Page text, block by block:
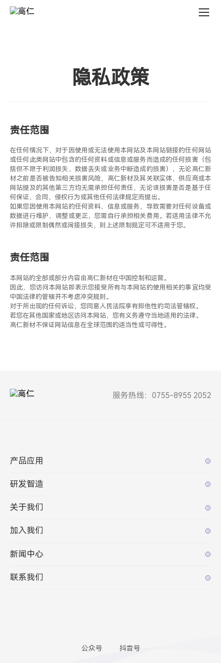
隐私政策
责任范围
在任何情况下，对于因使用或无法使用本网站及本网站链接的任何网站
或任何此类网站中包含的任何资料或信息或服务而造成的任何损害（包
括但不限于利润损失、数据丢失或业务中断造成的损害），无论高仁新
材之前是否被告知相关损害风险，高仁新材及其关联实体、供应商或本
网站提及的其他第三方均无需承担任何责任，无论该损害是否是基于任
何保证、合同、侵权行为或其他任何法律规定而提出。
如果您因使用本网站的任何资料、信息或服务，导致需要对任何设备或
数据进行维护、调整或更正，您需自行承担相关费用。若适用法律不允
许排除或限制偶然或间接损失，则上述限制规定可不适用于您。
责任范围
本网站的全部或部分内容由高仁新材在中国控制和运营。
因此，您访问本网站即表示您接受所有与本网站的使用相关的事宜均受
中国法律的管辖并不考虑冲突规则。
对于所出现的任何诉讼，您同意人民法院享有排他性的司法管辖权。
若您在其他国家或地区访问本网站，您有义务遵守当地适用的法律。
高仁新材不保证网站信息在全球范围的适当性或可得性。
服务热线：0755-8955 2052
产品应用
研发智造
关于我们
加入我们
新闻中心
联系我们
公众号 抖音号